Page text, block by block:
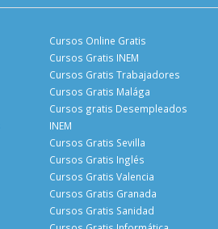
Cursos Online Gratis
Cursos Gratis INEM
Cursos Gratis Trabajadores
Cursos Gratis Malága
Cursos gratis Desempleados
INEM
Cursos Gratis Sevilla
Cursos Gratis Inglés
Cursos Gratis Valencia
Cursos Gratis Granada
Cursos Gratis Sanidad